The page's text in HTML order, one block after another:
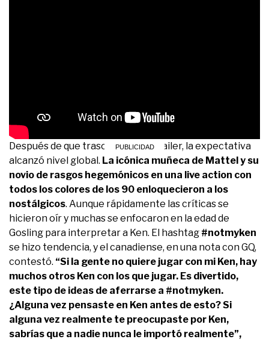
Después de que trascendiera el trailer, la expectativa
alcanzó nivel global. La icónica muñeca de Mattel y su
novio de rasgos hegemónicos en una live action con
todos los colores de los 90 enloquecieron a los
nostálgicos. Aunque rápidamente las críticas se
hicieron oír y muchas se enfocaron en la edad de
Gosling para interpretar a Ken. El hashtag #notmyken
se hizo tendencia, y el canadiense, en una nota con GQ,
contestó. “Si la gente no quiere jugar con mi Ken, hay
muchos otros Ken con los que jugar. Es divertido,
este tipo de ideas de aferrarse a #notmyken.
¿Alguna vez pensaste en Ken antes de esto? Si
alguna vez realmente te preocupaste por Ken,
sabrías que a nadie nunca le importó realmente”,